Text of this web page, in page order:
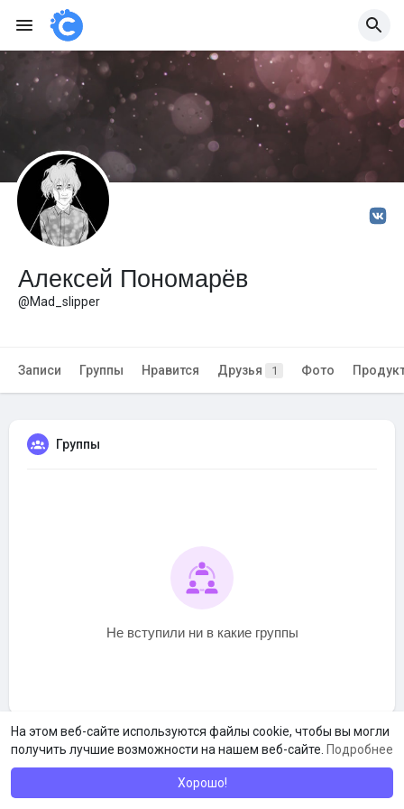
На этом веб-сайте используются файлы cookie, чтобы вы могли
получить лучшие возможности на нашем веб-сайте. Подробнее
Хорошо!
Алексей Пономарёв
@Mad_slipper
Записи Группы Нравится Друзья 1 Фото
Группы
Не вступили ни в какие группы